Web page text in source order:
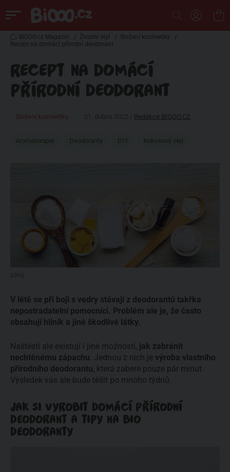
BiOOO.cz Magazin / Životní styl / Složení kosmetiky
/
Recept na domácí přírodní deodorant
RECEPT NA DOMÁCÍ
PŘÍRODNÍ DEODORANT
Složení kosmetiky Redakce BIOOO.CZ
Aromaterapie Deodoranty DIY Kokosový olej
V létě se při boji s vedry stávají z deodorantů takřka
nepostradatelní pomocníci. Problém ale je, že často
obsahují hliník a jiné škodlivé látky.
Naštěstí ale existují i jiné možnosti, jak zabránit
nechtěnému zápachu . Jednou z nich je výroba vlastního
přírodního deodorantu, která zabere pouze pár minut.
Výsledek vás ale bude těšit po mnoho týdnů.
JAK SI VYROBIT DOMÁCÍ PŘÍRODNÍ
DEODORANT A TIPY NA BIO
DEODORANTY